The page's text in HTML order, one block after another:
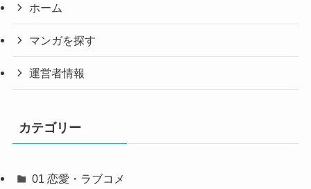
ホーム
マンガを探す
運営者情報
カテゴリー
01 恋愛・ラブコメ